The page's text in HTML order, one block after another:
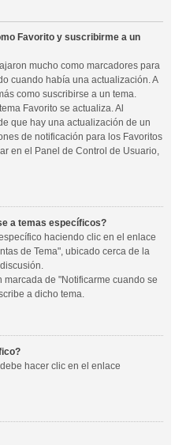
Favorito y suscribirme a un
mucho como marcadores para
cuando había una actualización. A
como suscribirse a un tema.
Favorito se actualiza. Al
que hay una actualización de un
de notificación para los Favoritos
en el Panel de Control de Usuario,
a temas específicos?
haciendo clic en el enlace
de Tema", ubicado cerca de la
de "Notificarme cuando se
a dicho tema.
hacer clic en el enlace